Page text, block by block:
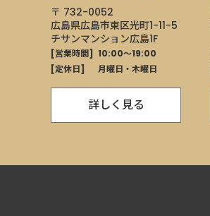
〒 732-0052
広島県広島市東区光町1-11-5
チサンマンション広島1F
[営業時間] 10:00～19:00
[定休日]
月曜日・木曜日
詳しく見る